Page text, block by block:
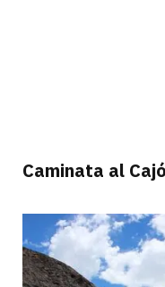
Caminata al